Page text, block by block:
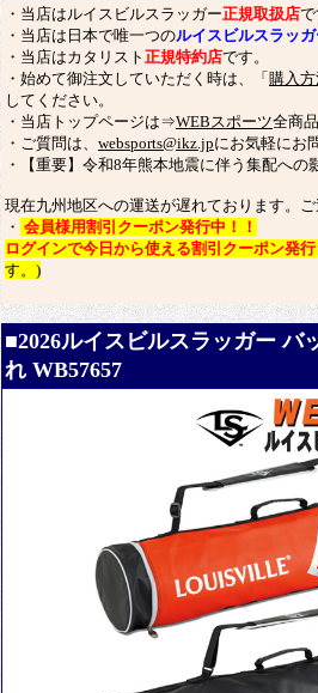
・当店はルイスビルスラッガー正規取扱店で
・当店は日本で唯一つのルイスビルスラッ
・当店はカタリスト 正規特約店です。
・始めて御注文していただく時は、「購入
してください。
・当店トップページは⇒WEBスポーツ全商
・ご質問は、 websports@ikz.jpにお気軽にお
・【重要】令和8年熊本地震に伴う集配への
現在九州地区への運送が遅れております。ご
・ 会員様用割引クーポン発行中！！
ログインで今日から使える割引クーポン発行
す。)
■2026ルイスビルスラッガー バ
れ WB57657